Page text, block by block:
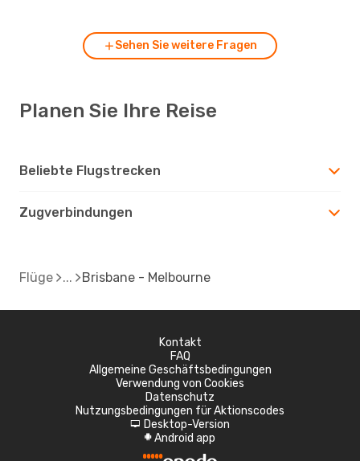
Sehen Sie weitere Fragen
Planen Sie Ihre Reise
Beliebte Flugstrecken
Zugverbindungen
Flüge Brisbane - Melbourne
Kontakt
FAQ
Allgemeine Geschäftsbedingungen
Verwendung von Cookies
Datenschutz
Nutzungsbedingungen für Aktionscodes
d Desktop-Version
A Android app